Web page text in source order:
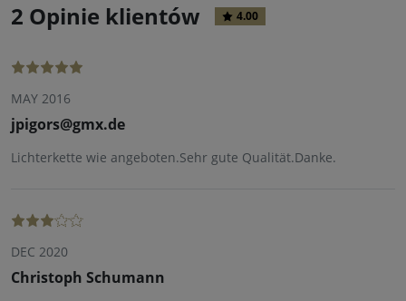
2 Opinie klientów 4.00
MAY 2016
jpigors@gmx.de
Lichterkette wie angeboten.Sehr gute Qualität.Danke.
DEC 2020
Christoph Schumann